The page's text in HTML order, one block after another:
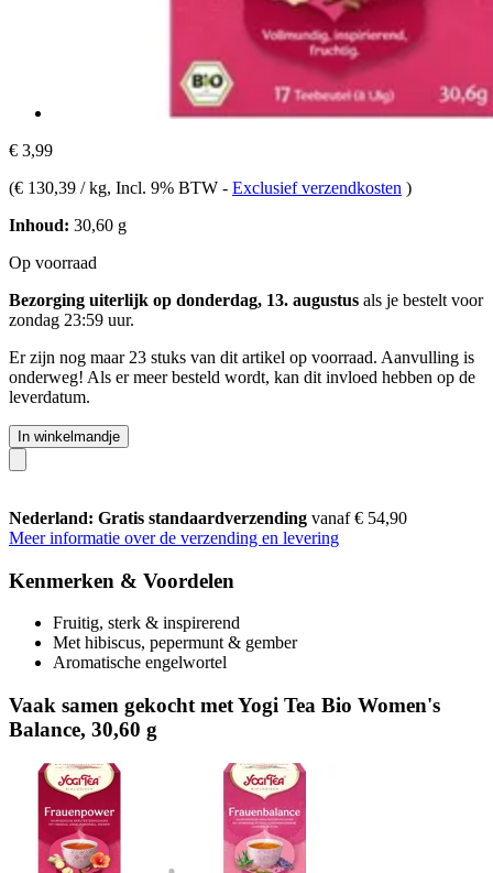
€ 3,99
(€ 130,39 / kg, Incl. 9% BTW - Exclusief verzendkosten )
Inhoud: 30,60 g
Op voorraad
Bezorging uiterlijk op donderdag, 13. augustus als je bestelt voor
zondag 23:59 uur.
Er zijn nog maar 23 stuks van dit artikel op voorraad. Aanvulling is
onderweg! Als er meer besteld wordt, kan dit invloed hebben op de
leverdatum.
In winkelmandje
Nederland: Gratis standaardverzending vanaf € 54,90
Meer informatie over de verzending en levering
Kenmerken & Voordelen
Fruitig, sterk & inspirerend
Met hibiscus, pepermunt & gember
Aromatische engelwortel
Vaak samen gekocht met Yogi Tea Bio Women's
Balance, 30,60 g